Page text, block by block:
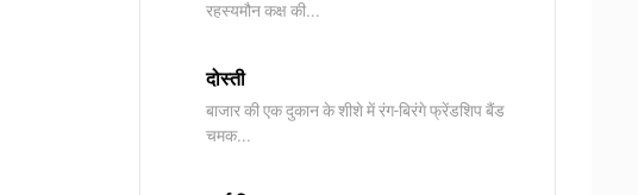
रहस्यमौन कक्ष की...
दोस्ती
बाजार की एक दुकान के शीशे में रंग-बिरंगे फ्रेंडशिप बैंड
चमक...